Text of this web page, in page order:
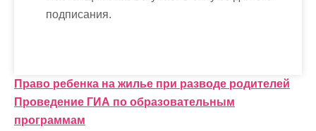
подписания.
Н
а
Право ребенка на жилье при разводе родителей
Проведение ГИА по образовательным
программам